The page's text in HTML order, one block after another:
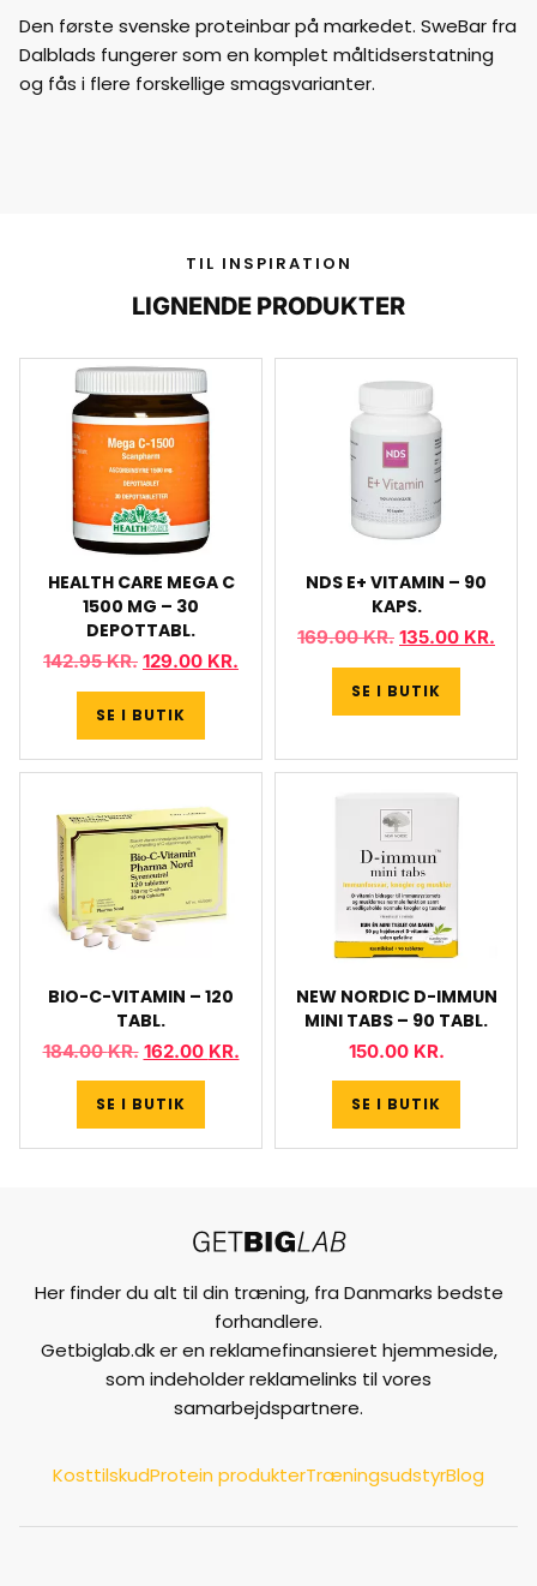
Den første svenske proteinbar på markedet. SweBar fra
Dalblads fungerer som en komplet måltidserstatning
og fås i flere forskellige smagsvarianter.
TIL INSPIRATION
LIGNENDE PRODUKTER
HEALTH CARE MEGA C
1500 MG – 30
DEPOTTABL.
142.95KR. 129.00 KR.
SE I BUTIK
NDS E+ VITAMIN – 90
KAPS.
169.00KR. 135.00 KR.
SE I BUTIK
BIO-C-VITAMIN – 120
TABL.
184.00KR. 162.00 KR.
SE I BUTIK
NEW NORDIC D-IMMUN
MINI TABS – 90 TABL.
150.00 KR.
SE I BUTIK
Her finder du alt til din træning, fra Danmarks bedste
forhandlere.
Getbiglab.dk er en reklamefinansieret hjemmeside,
som indeholder reklamelinks til vores
samarbejdspartnere.
KosttilskudProtein produkterTræningsudstyrBlog